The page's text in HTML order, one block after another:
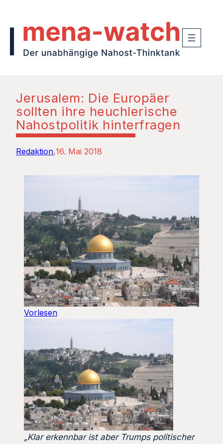
Jerusalem: Die Europäer
sollten ihre heuchlerische
Nahostpolitik hinterfragen
Redaktion 16. Mai 2018
Vorlesen
„Klar erkennbar ist aber Trumps politischer